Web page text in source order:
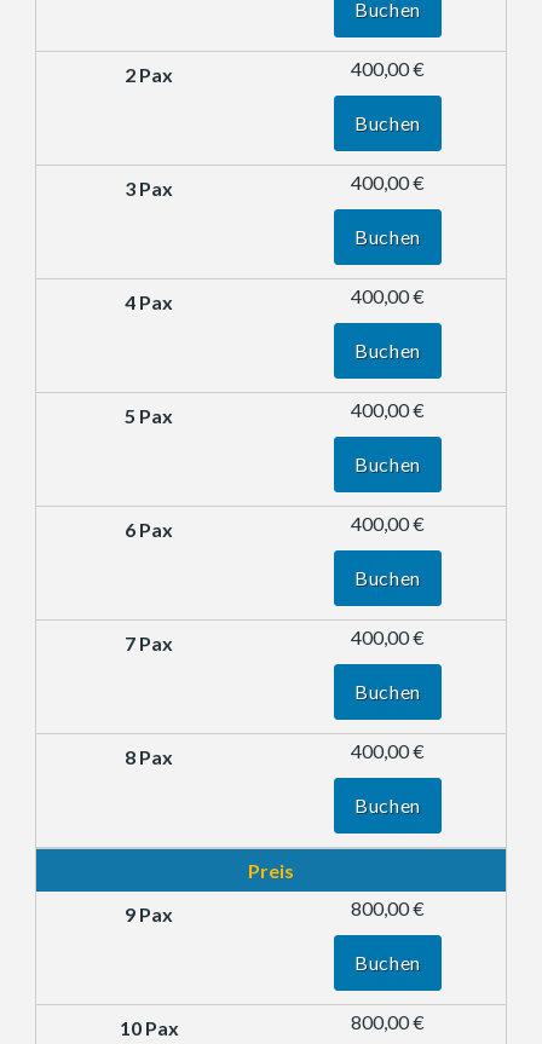
Buchen
400,00 €
Buchen
400,00 €
Buchen
400,00 €
Buchen
400,00 €
Buchen
400,00 €
Buchen
400,00 €
Buchen
400,00 €
Buchen
Preis
800,00 €
Buchen
800,00 €